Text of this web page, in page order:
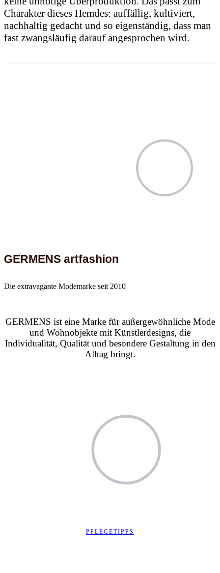
Charakter dieses Hemdes: auffällig, kultiviert,
nachhaltig gedacht und so eigenständig, dass man
fast zwangsläufig darauf angesprochen wird.
GERMENS artfashion
Die extravagante Modemarke seit 2010
GERMENS ist eine Marke für außergewöhnliche Mode
und Wohnobjekte mit Künstlerdesigns, die
Individualität, Qualität und besondere Gestaltung in den
Alltag bringt.
PFLEGETIPPS